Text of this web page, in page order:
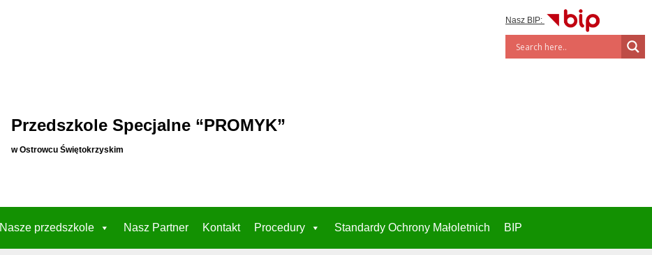
Przedszkole Specjalne “PROMYK”
w Ostrowcu Świętokrzyskim
Nasz BIP:
Nasze przedszkole Nasz Partner Kontakt Procedury Standardy Ochrony Małoletnich BIP